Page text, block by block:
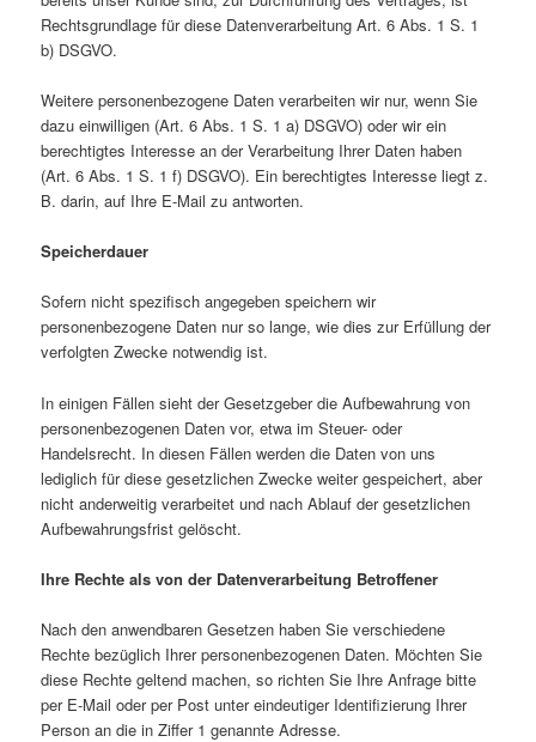
Rechtsgrundlage für diese Datenverarbeitung Art. 6 Abs. 1 S. 1
b) DSGVO.
Weitere personenbezogene Daten verarbeiten wir nur, wenn Sie
dazu einwilligen (Art. 6 Abs. 1 S. 1 a) DSGVO) oder wir ein
berechtigtes Interesse an der Verarbeitung Ihrer Daten haben
(Art. 6 Abs. 1 S. 1 f) DSGVO). Ein berechtigtes Interesse liegt z.
B. darin, auf Ihre E-Mail zu antworten.
Speicherdauer
Sofern nicht spezifisch angegeben speichern wir
personenbezogene Daten nur so lange, wie dies zur Erfüllung der
verfolgten Zwecke notwendig ist.
In einigen Fällen sieht der Gesetzgeber die Aufbewahrung von
personenbezogenen Daten vor, etwa im Steuer- oder
Handelsrecht. In diesen Fällen werden die Daten von uns
lediglich für diese gesetzlichen Zwecke weiter gespeichert, aber
nicht anderweitig verarbeitet und nach Ablauf der gesetzlichen
Aufbewahrungsfrist gelöscht.
Ihre Rechte als von der Datenverarbeitung Betroffener
Nach den anwendbaren Gesetzen haben Sie verschiedene
Rechte bezüglich Ihrer personenbezogenen Daten. Möchten Sie
diese Rechte geltend machen, so richten Sie Ihre Anfrage bitte
per E-Mail oder per Post unter eindeutiger Identifizierung Ihrer
Person an die in Ziffer 1 genannte Adresse.